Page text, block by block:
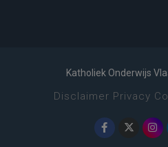
Katholiek Onderwijs
Disclaimer Privacy